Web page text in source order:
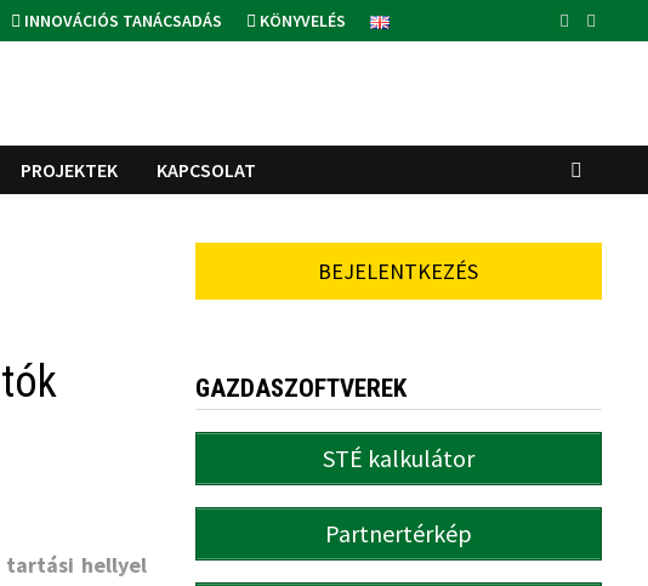
INNOVÁCIÓS TANÁCSADÁS KÖNYVELÉS
PROJEKTEK KAPCSOLAT
tartási hellyel
BEJELENTKEZÉS
GAZDASZOFTVEREK
STÉ kalkulátor
Partnertérkép